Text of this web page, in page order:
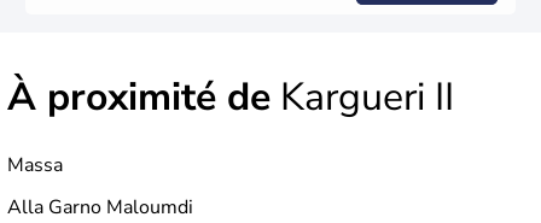
À proximité de Kargueri II
Massa
Alla Garno Maloumdi